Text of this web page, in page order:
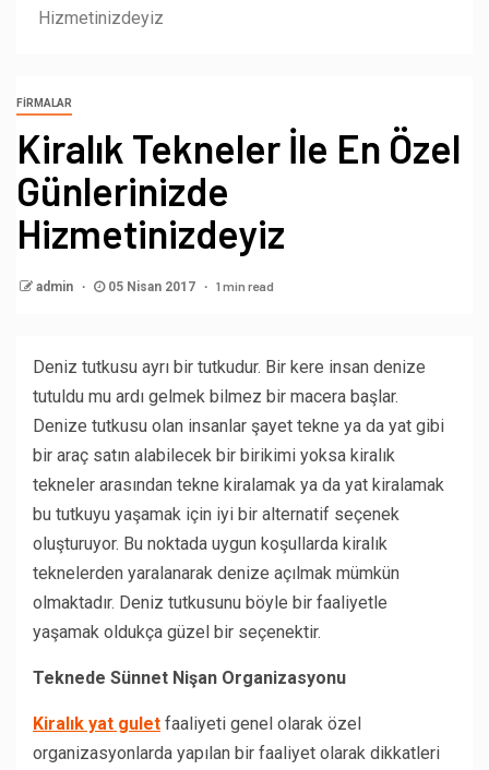
Hizmetinizdeyiz
FIRMALAR
Kiralık Tekneler İle En Özel
Günlerinizde
Hizmetinizdeyiz
admin 05 Nisan 2017 1 min read
Deniz tutkusu ayrı bir tutkudur. Bir kere insan denize
tutuldu mu ardı gelmek bilmez bir macera başlar.
Denize tutkusu olan insanlar şayet tekne ya da yat gibi
bir araç satın alabilecek bir birikimi yoksa kiralık
tekneler arasından tekne kiralamak ya da yat kiralamak
bu tutkuyu yaşamak için iyi bir alternatif seçenek
oluşturuyor. Bu noktada uygun koşullarda kiralık
teknelerden yaralanarak denize açılmak mümkün
olmaktadır. Deniz tutkusunu böyle bir faaliyetle
yaşamak oldukça güzel bir seçenektir.
Teknede Sünnet Nişan Organizasyonu
Kiralık yat gulet faaliyeti genel olarak özel
organizasyonlarda yapılan bir faaliyet olarak dikkatleri